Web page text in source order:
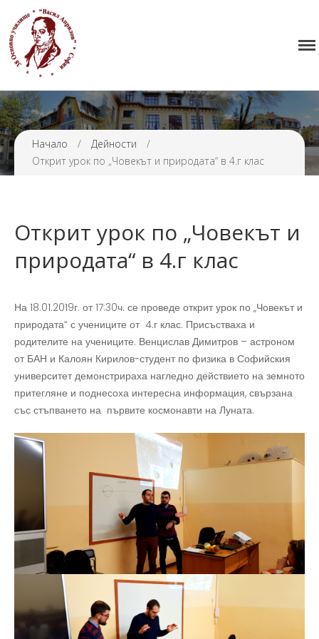
Нормативна уредба
Прием
Седмично разписание
Начало / Дейности
/
Открит урок по „Човекът и природата“ в 4.г клас
Открит урок по „Човекът и
природата“ в 4.г клас
На 18.01.2019г. от 17:30ч. се проведе открит урок по „Човекът и
природата“ с учениците от 4.г клас. Присъстваха и
родителите на учениците. Венцислав Димитров – астроном
от БАН и Калоян Кирилов-студент по физика в Софийския
университет демонстрираха нагледно действието на земното
притегляне и поднесоха интересна информация, свързана
със стъпването на първите космонавти на Луната.